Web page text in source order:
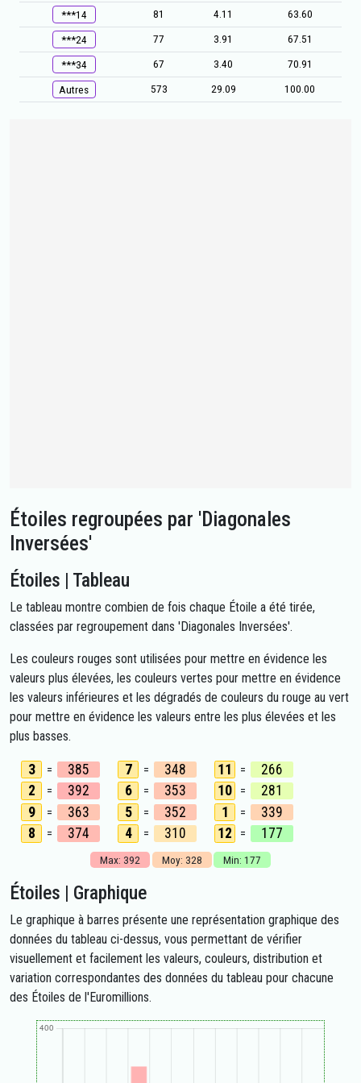
***14
81 4.11
63.60
***24
77 3.91
67.51
***34
67 3.40
70.91
Autres
573 29.09 100.00
Étoiles regroupées par 'Diagonales
Inversées'
Étoiles | Tableau
Le tableau montre combien de fois chaque Étoile a été tirée,
classées par regroupement dans 'Diagonales Inversées'.
Les couleurs rouges sont utilisées pour mettre en évidence les
valeurs plus élevées, les couleurs vertes pour mettre en évidence
les valeurs inférieures et les dégradés de couleurs du rouge au vert
pour mettre en évidence les valeurs entre les plus élevées et les
plus basses.
3 = 385 7 = 348 11 =
266
2
= 392 6 = 353 10 =
281
9
= 363 5 = 352 1 =
339
8
= 374 4 = 310 12 = 177
Max: 392 Moy: 328 Min: 177
Étoiles | Graphique
Le graphique à barres présente une représentation graphique des
données du tableau ci-dessus, vous permettant de vérifier
visuellement et facilement les valeurs, couleurs, distribution et
variation correspondantes des données du tableau pour chacune
des Étoiles de l'Euromillions.